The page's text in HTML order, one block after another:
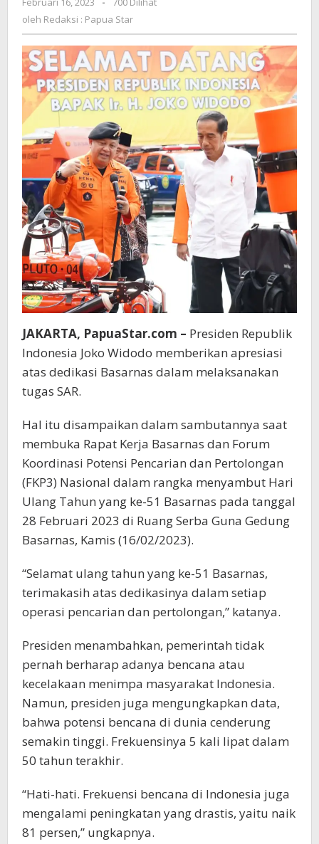
Redaksi
Star
oleh Redaksi : Papua Star
JAKARTA, PapuaStar.com – Presiden Republik
Indonesia Joko Widodo memberikan apresiasi
atas dedikasi Basarnas dalam melaksanakan
tugas SAR.
Hal itu disampaikan dalam sambutannya saat
membuka Rapat Kerja Basarnas dan Forum
Koordinasi Potensi Pencarian dan Pertolongan
(FKP3) Nasional dalam rangka menyambut Hari
Ulang Tahun yang ke-51 Basarnas pada tanggal
28 Februari 2023 di Ruang Serba Guna Gedung
Basarnas, Kamis (16/02/2023).
“Selamat ulang tahun yang ke-51 Basarnas,
terimakasih atas dedikasinya dalam setiap
operasi pencarian dan pertolongan,” katanya.
Presiden menambahkan, pemerintah tidak
pernah berharap adanya bencana atau
kecelakaan menimpa masyarakat Indonesia.
Namun, presiden juga mengungkapkan data,
bahwa potensi bencana di dunia cenderung
semakin tinggi. Frekuensinya 5 kali lipat dalam
50 tahun terakhir.
“Hati-hati. Frekuensi bencana di Indonesia juga
mengalami peningkatan yang drastis, yaitu naik
81 persen,” ungkapnya.